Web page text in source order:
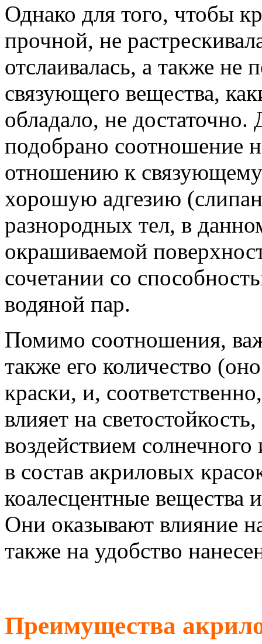
Однако для того, чтобы
прочной, не
отслаивалась, а также не
связующего вещества,
обладало, не
подобрано соотношение
отношению к связующему
хорошую адгезию
разнородных тел, в
окрашиваемой
сочетании со
водяной пар.
Помимо соотношения,
также его количество
краски, и,
влияет на
воздействием
в состав акриловых
коалесцентные вещества
Они оказывают влияние
также на удобство
Преимущества